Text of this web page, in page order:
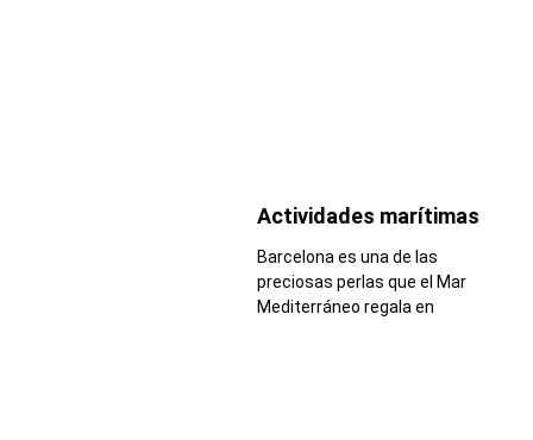
Actividades marítimas
Barcelona es una de las
preciosas perlas que el Mar
Mediterráneo regala en